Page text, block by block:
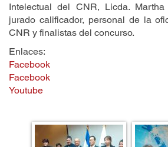
Intelectual del CNR, Licda.
jurado calificador, personal de la
CNR y finalistas del concurso.
Enlaces:
Facebook
Facebook
Youtube